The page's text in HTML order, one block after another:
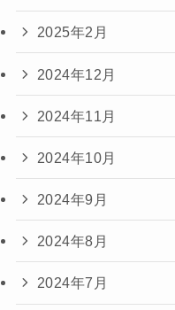
2025年2月
2024年12月
2024年11月
2024年10月
2024年9月
2024年8月
2024年7月